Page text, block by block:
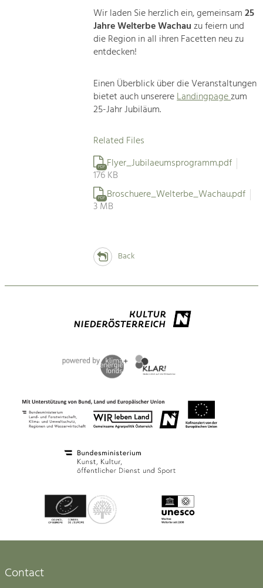
Wir laden Sie herzlich ein, gemeinsam25
Jahre Welterbe Wachauzu feiern und
die Region in all ihren Facetten neu zu
entdecken!
Einen Überblick über die Veranstaltungen
bietet auch unserereLandingpagezum
25-Jahr Jubiläum.
Related Files
PDF Flyer_Jubilaeumsprogramm.pdf
176 KB
PDF Broschuere_Welterbe_Wachau.pdf
3 MB
Back
Contact